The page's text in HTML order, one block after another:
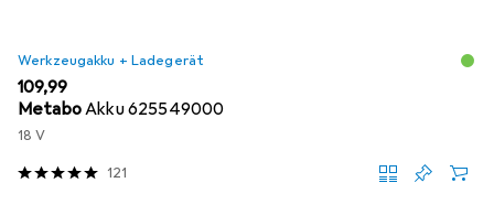
Werkzeugakku + Ladegerät
EUR
109,99
MetaboAkku 625549000
18 V
121